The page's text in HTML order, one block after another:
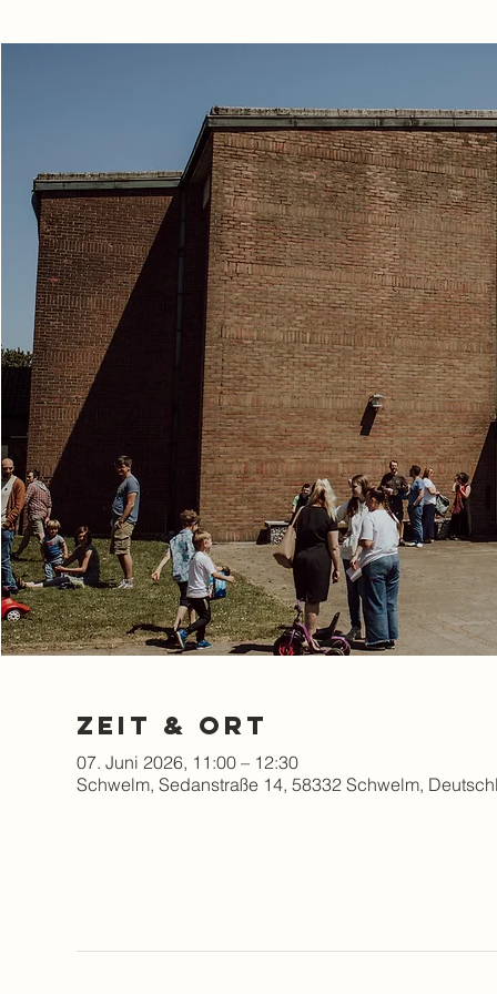
Zeit & Ort
07. Juni 2026, 11:00 – 12:30
Schwelm, Sedanstraße 14, 58332 Schwelm,